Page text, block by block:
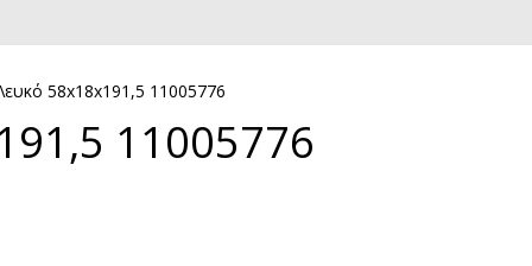
58x18x191,5 11005776
11005776